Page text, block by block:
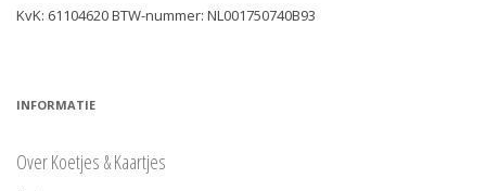
KvK: 61104620 BTW-nummer: NL001750740B93
INFORMATIE
Over Koetjes & Kaartjes